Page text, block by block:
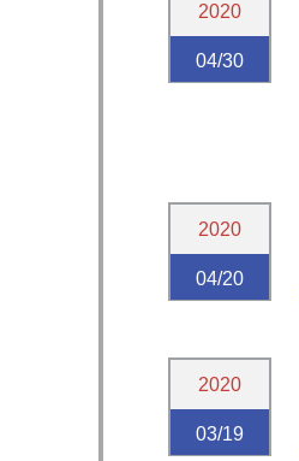
2020
04/30
2020
04/20
2020
03/19